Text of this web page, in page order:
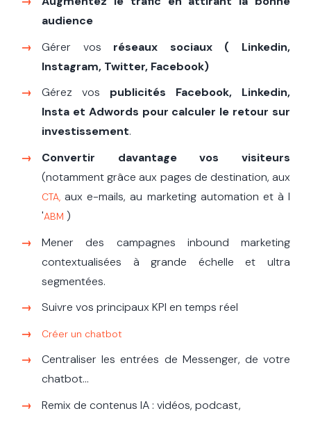
audience
Gérer vos réseaux sociaux ( Linkedin,
Instagram, Twitter, Facebook)
Gérez vos publicités Facebook, Linkedin,
Insta et Adwords pour calculer le retour sur
investissement.
Convertir davantage vos visiteurs
(notamment grâce aux pages de destination, aux
CTA, aux e-mails, au marketing automation et à l
'ABM )
Mener des campagnes inbound marketing
contextualisées à grande échelle et ultra
segmentées.
Suivre vos principaux KPI en temps réel
Créer un chatbot
Centraliser les entrées de Messenger, de votre
chatbot...
Remix de contenus IA : vidéos, podcast,